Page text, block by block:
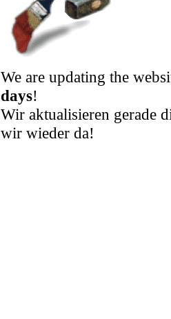
We are updating the
days!
Wir aktualisieren gerade
wir wieder da!